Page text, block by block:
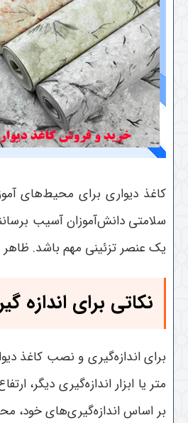
کاغذ دیواری برای محیط‌های
سلامتی دانش‌آموزان آسیب
یک عنصر تزئینی مهم باشد.
نکاتی برای اندازه
برای اندازه‌گیری و نصب کاغذ
متر یا ابزار اندازه‌گیری دیگر،
بر اساس اندازه‌گیری‌های خود،